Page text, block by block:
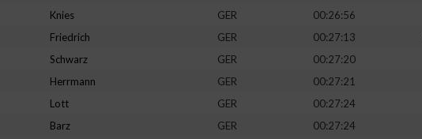
Knies GER
00:26:56
Friedrich GER 00:27:13
Schwarz GER
00:27:20
Herrmann GER
00:27:21
Lott GER
00:27:24
Barz GER 00:27:24